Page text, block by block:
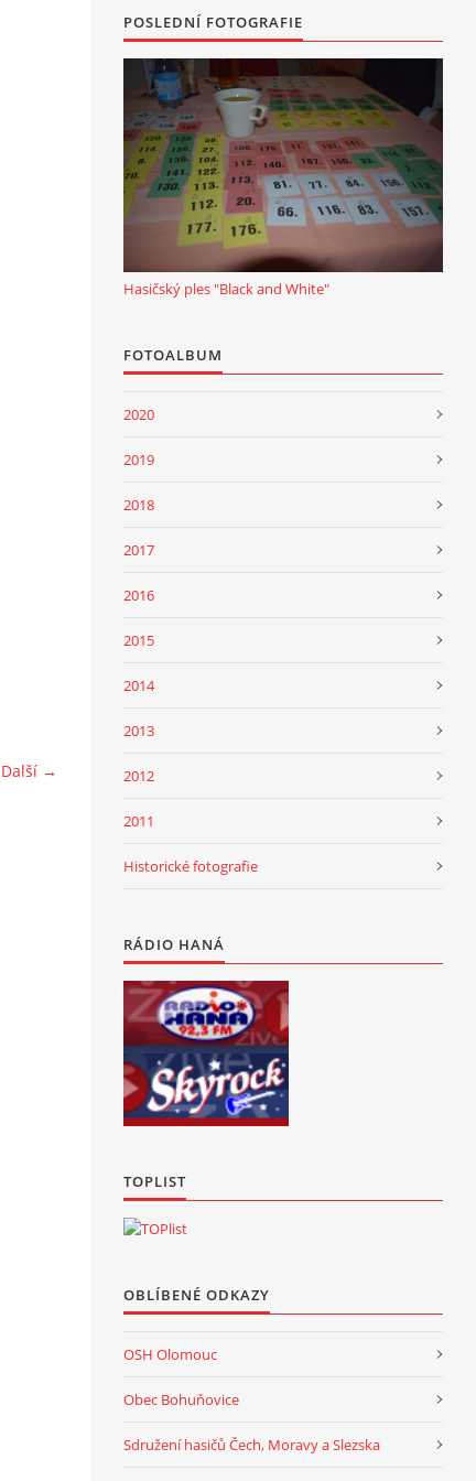
Další →
POSLEDNÍ FOTOGRAFIE
Hasičský ples "Black and White"
FOTOALBUM
2020
2019
2018
2017
2016
2015
2014
2013
2012
2011
Historické fotografie
RÁDIO HANÁ
TOPLIST
OBLÍBENÉ ODKAZY
OSH Olomouc
Obec Bohuňovice
Sdružení hasičů Čech, Moravy a Slezska